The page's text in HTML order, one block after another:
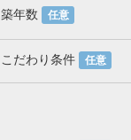
築年数 任意
こだわり条件 任意